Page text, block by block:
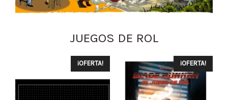
JUEGOS DE ROL
¡OFERTA! ¡OFERTA!